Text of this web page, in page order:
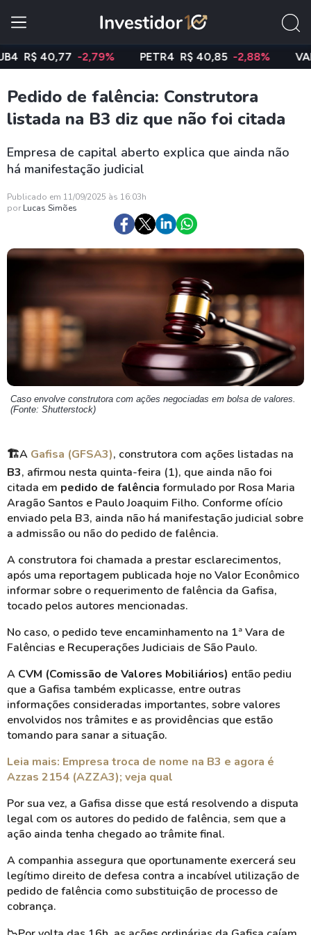
R$ 40,77 -2,79% PETR4 R$ 40,85 -2,88% VALE3
Pedido de falência: Construtora
listada na B3 diz que não foi citada
Empresa de capital aberto explica que ainda não
há manifestação judicial
Publicado em 11/09/2025 às 16:03h
por Lucas Simões
Caso envolve construtora com ações negociadas em bolsa de valores.
(Fonte: Shutterstock)
🏗️A Gafisa (GFSA3), construtora com ações listadas na
B3, afirmou nesta quinta-feira (1), que ainda não foi
citada em pedido de falência formulado por Rosa Maria
Aragão Santos e Paulo Joaquim Filho. Conforme ofício
enviado pela B3, ainda não há manifestação judicial sobre
a admissão ou não do pedido de falência.
A construtora foi chamada a prestar esclarecimentos,
após uma reportagem publicada hoje no Valor Econômico
informar sobre o requerimento de falência da Gafisa,
tocado pelos autores mencionadas.
No caso, o pedido teve encaminhamento na 1ª Vara de
Falências e Recuperações Judiciais de São Paulo.
A CVM (Comissão de Valores Mobiliários) então pediu
que a Gafisa também explicasse, entre outras
informações consideradas importantes, sobre valores
envolvidos nos trâmites e as providências que estão
tomando para sanar a situação.
Leia mais: Empresa troca de nome na B3 e agora é
Azzas 2154 (AZZA3); veja qual
Por sua vez, a Gafisa disse que está resolvendo a disputa
legal com os autores do pedido de falência, sem que a
ação ainda tenha chegado ao trâmite final.
A companhia assegura que oportunamente exercerá seu
legítimo direito de defesa contra a incabível utilização de
pedido de falência como substituição de processo de
cobrança.